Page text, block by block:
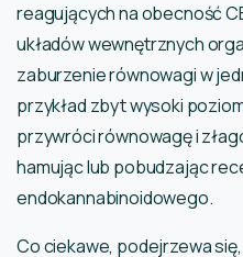
reagujących na obecność
układów wewnętrznych
zaburzenie równowagi w
przykład zbyt wysoki
przywróci równowagę i
hamując lub pobudzając
endokannabinoidowego.
Co ciekawe, podejrzewa